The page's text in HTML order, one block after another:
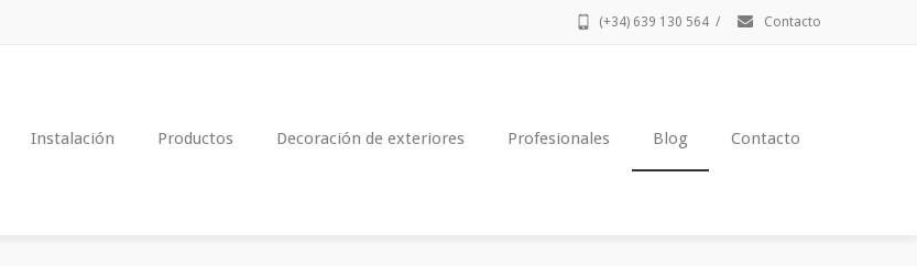
(+34) 639 130 564 / Contacto
Instalación Productos Decoración de exteriores Profesionales Blog Contacto